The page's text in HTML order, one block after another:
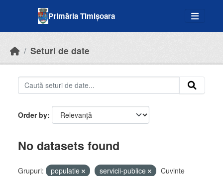
Primăria Timișoara
Seturi de date
Order by
No datasets found
Grupuri: populatie servicii-publice
Cuvinte